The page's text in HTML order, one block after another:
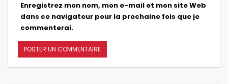
Enregistrez mon nom, mon e-mail et mon site Web
dans ce navigateur pour la prochaine fois que je
commenterai.